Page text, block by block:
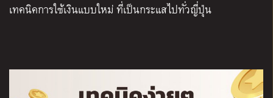
เทคนิคการใช้เงินแบบใหม่ ที่เป็นกระแสไปทั่วญี่ปุ่น